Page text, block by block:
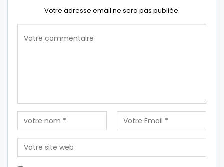
Votre adresse email ne sera pas publiée.